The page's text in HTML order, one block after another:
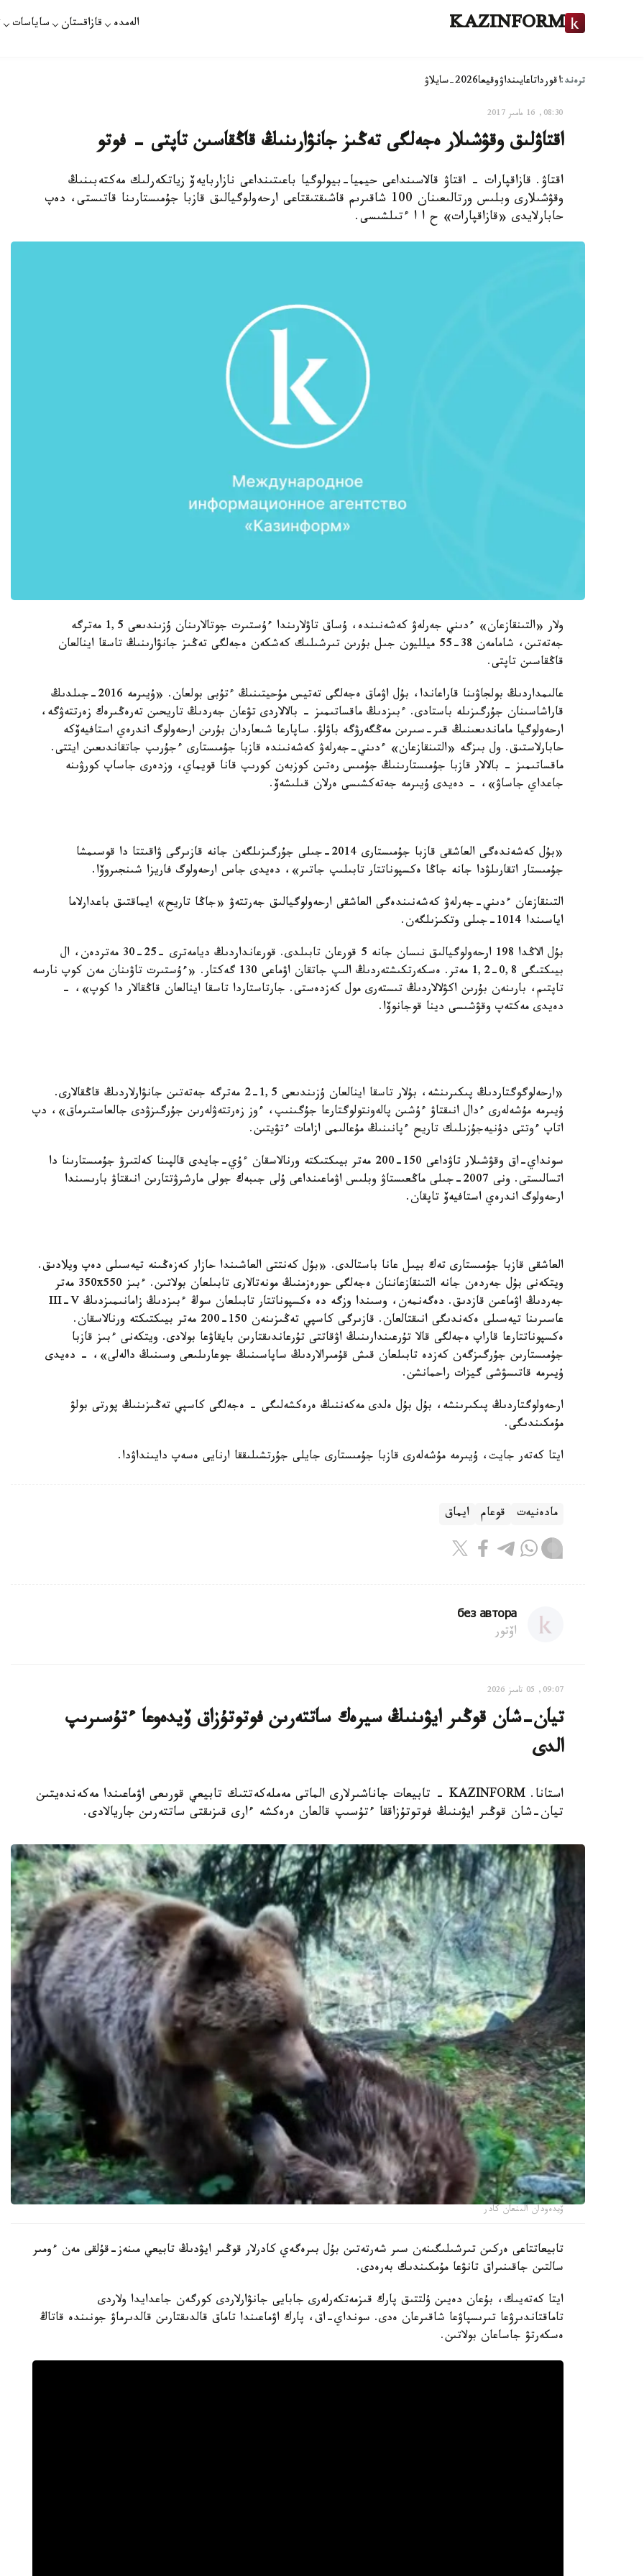
KAZINFORM الەمدە قازاقستان ساياسات
ترەند:اقورداتاعايىنداۋوقيعا2026-سايلاۋ
08:30, 16 مامىر 2017
اقتاۋلىق وقۋشىلار ەجەلگى تەڭىز جانۋارىنىڭ قاڭقاسىن تاپتى - فوتو
اقتاۋ. قازاقپارات - اقتاۋ قالاسىنداعى حيميا-بيولوگيا باعىتىنداعى نازاربايەۆ زياتكەرلىك مەكتەبىنىڭ
وقۋشىلارى وبلىس ورتالىعىنان 100 شاقىرىم قاشىقتىقتاعى ارحەولوگيالىق قازبا جۇمىستارىنا قاتىستى، دەپ
حابارلايدى «قازاقپارات» ح ا ا ءتىلشىسى.
ولار «التىنقازعان» ءدىني جەرلەۋ كەشەنىندە، ۇساق تاۋلارىندا ءۇستىرت جوتالارىنان ۇزىندىعى 1,5 مەترگە
جەتەتىن، شامامەن 38-55 ميلليون جىل بۇرىن تىرشىلىك كەشكەن ەجەلگى تەڭىز جانۋارىنىڭ تاسقا اينالعان
قاڭقاسىن تاپتى.
عالىمداردىڭ بولجاۋىنا قاراعاندا، بۇل اۋماق ەجەلگى تەتيس مۇحيتىنىڭ ءتۇبى بولعان. «ۇيىرمە 2016-جىلدىڭ
قاراشاسىنان جۇرگىزىلە باستادى. ءبىزدىڭ ماقساتىمىز - بالالاردى تۋعان جەردىڭ تاريحىن تەرەڭىرەك زەرتتەۋگە،
ارحەولوگيا ماماندىعىنىڭ قىر-سىرىن مەڭگەرۋگە باۋلۋ. ساپارعا شىعاردان بۇرىن ارحەولوگ اندرەي استافيەۆكە
حابارلاستىق. ول بىزگە «التىنقازعان» ءدىني-جەرلەۋ كەشەنىندە قازبا جۇمىستارى ءجۇرىپ جاتقاندىعىن ايتتى.
ماقساتىمىز - بالالار قازبا جۇمىستارىنىڭ جۇمىس رەتىن كوزبەن كورىپ قانا قويماي، وزدەرى جاساپ كورۋىنە
جاعداي جاساۋ»، - دەيدى ۇيىرمە جەتەكشىسى ەرلان قىلىشەۆ.
«بۇل كەشەندەگى العاشقى قازبا جۇمىستارى 2014-جىلى جۇرگىزىلگەن جانە قازىرگى ۋاقىتتا دا قوسىمشا
جۇمىستار اتقارىلۋدا جانە جاڭا ەكسپوناتتار تابىلىپ جاتىر»، دەيدى جاس ارحەولوگ فاريزا شىنجىروۆا.
التىنقازعان ءدىني-جەرلەۋ كەشەنىندەگى العاشقى ارحەولوگيالىق جەرتتەۋ «جاڭا تاريح» ايماقتىق باعدارلاما
اياسىندا 1014-جىلى وتكىزىلگەن.
بۇل الاڭدا 198 ارحەولوگيالىق نىسان جانە 5 قورعان تابىلدى. قورعانداردىڭ ديامەترى -25-30 مەتردەن، ال
بيىكتىگى 0,8-1,2 مەتر. ەسكەرتكىشتەردىڭ الىپ جاتقان اۋماعى 130 گەكتار. «ءۇستىرت تاۋىنان مەن كوپ نارسە
تاپتىم، بارىنەن بۇرىن اكۋلالاردىڭ تىستەرى مول كەزدەستى. جارتاستاردا تاسقا اينالعان قاڭقالار دا كوپ»، -
دەيدى مەكتەپ وقۋشىسى دينا قوجانوۆا.
«ارحەلوگوگتاردىڭ پىكىرىنشە، بۇلار تاسقا اينالعان ۇزىندىعى 1,5-2 مەترگە جەتەتىن جانۋارلاردىڭ قاڭقالارى.
ۇيىرمە مۇشەلەرى ءدال انىقتاۋ ءۇشىن پالەونتولوگتارعا جۇگىنىپ، ءوز زەرتتەۋلەرىن جۇرگىزۋدى جالعاستىرماق»، دپ
اتاپ ءوتتى دۇنيەجۇزىلىك تاريح ءپانىنىڭ مۇعالىمى ازامات ءتۋيتىن.
سونداي-اق وقۋشىلار تاۋداعى 150-200 مەتر بيىكتىكتە ورنالاسقان ءۇي-جايدى قالپىنا كەلتىرۋ جۇمىستارىنا دا
اتسالىستى. ونى 2007-جىلى ماڭعىستاۋ وبلىس اۋماعىنداعى ۇلى جىبەك جولى مارشرۋتتارىن انىقتاۋ بارىسىندا
ارحەولوگ اندرەي استافيەۆ تاپقان.
العاشقى قازبا جۇمىستارى تەك بيىل عانا باستالدى. «بۇل كەنتتى العاشىندا حازار كەزەڭىنە تيەسىلى دەپ ويلادىق.
ويتكەنى بۇل جەردەن جانە التىنقازعاننان ەجەلگى حورەزمنىڭ مونەتالارى تابىلعان بولاتىن. ءبىز 350x550 مەتر
جەردىڭ اۋماعىن قازدىق. دەگەنمەن، وسىندا وزگە دە ەكسپوناتتار تابىلعان سوڭ ءبىزدىڭ زامانىمىزدىڭ III-V
عاسىرىنا تيەسىلى ەكەندىگى انىقتالعان. قازىرگى كاسپي تەڭىزىنەن 150-200 مەتر بيىكتىكتە ورنالاسقان.
ەكسپوناتتارعا قاراپ ەجەلگى قالا تۇرعىندارىنىڭ اۋقاتتى تۇرعاندىقتارىن بايقاۋعا بولادى. ويتكەنى ءبىز قازبا
جۇمىستارىن جۇرگىزگەن كەزدە تابىلعان قىش قۇمىرالاردىڭ ساپاسىنىڭ جوعارىلىعى وسىنىڭ دالەلى»، - دەيدى
ۇيىرمە قاتىسۋشى گيزات راحمانشن.
ارحەولوگتاردىڭ پىكىرىنشە، بۇل بۇل ەلدى مەكەننىڭ ەرەكشەلىگى - ەجەلگى كاسپي تەڭىزىنىڭ پورتى بولۋ
مۇمكىندىگى.
ايتا كەتەر جايت، ۇيىرمە مۇشەلەرى قازبا جۇمىستارى جايلى جۇرتشىلىققا ارنايى ەسەپ دايىنداۋدا.
مادەنيەت قوعام ايماق
без автора
اۆتور
09:07, 05 تامىز 2026
تيان-شان قوڭىر ايۋىنىڭ سيرەك ساتتەرىن فوتوتۇزاق ۆيدەوعا ءتۇسىرىپ
الدى
استانا. KAZINFORM - تابيعات جاناشىرلارى الماتى مەملەكەتتىك تابيعي قورىعى اۋماعىندا مەكەندەيتىن
تيان-شان قوڭىر ايۋىنىڭ فوتوتۇزاققا ءتۇسىپ قالعان ەرەكشە ءارى قىزىقتى ساتتەرىن جاريالادى.
ۆيدەودان الىنعان كادر
تابيعاتتاعى ەركىن تىرشىلىگىنەن سىر شەرتەتىن بۇل بىرەگەي كادرلار قوڭىر ايۋدىڭ تابيعي مىنەز-قۇلقى مەن ءومىر
سالتىن جاقىنىراق تانۋعا مۇمكىندىك بەرەدى.
ايتا كەتەيىك، بۇعان دەيىن ۇلتتىق پارك قىزمەتكەرلەرى جابايى جانۋارلاردى كورگەن جاعدايدا ولاردى
تاماقتاندىرۋعا تىرىسپاۋعا شاقىرعان ەدى. سونداي-اق، پارك اۋماعىندا تاماق قالدىقتارىن قالدىرماۋ جونىندە قاتاڭ
ەسكەرتۋ جاساعان بولاتىن.